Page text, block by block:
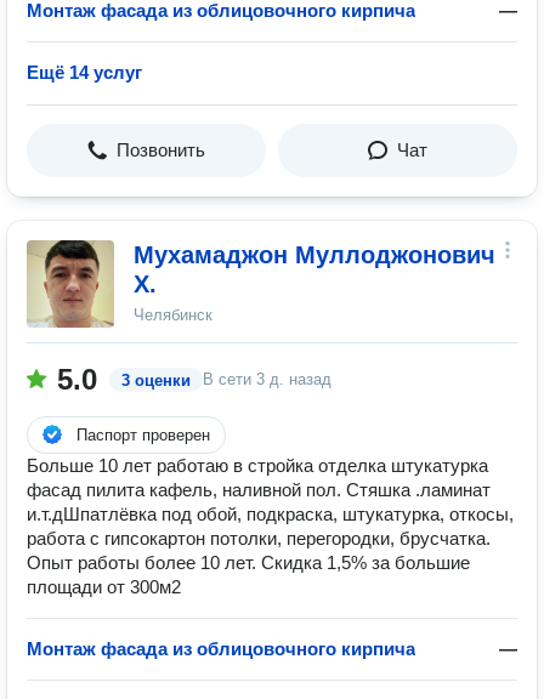
Монтаж фасада из облицовочного кирпича —
Ещё 14 услуг
Позвонить Чат
Мухамаджон Муллоджонович
Х.
Челябинск
5.0 3 оценки В сети 3 д. назад
Паспорт проверен
Больше 10 лет работаю в стройка отделка штукатурка
фасад пилита кафель, наливной пол. Стяшка .ламинат
и.т.дШпатлёвка под обой, подкраска, штукатурка, откосы,
работа с гипсокартон потолки, перегородки, брусчатка.
Опыт работы более 10 лет. Скидка 1,5% за большие
площади от 300м2
Монтаж фасада из облицовочного кирпича —